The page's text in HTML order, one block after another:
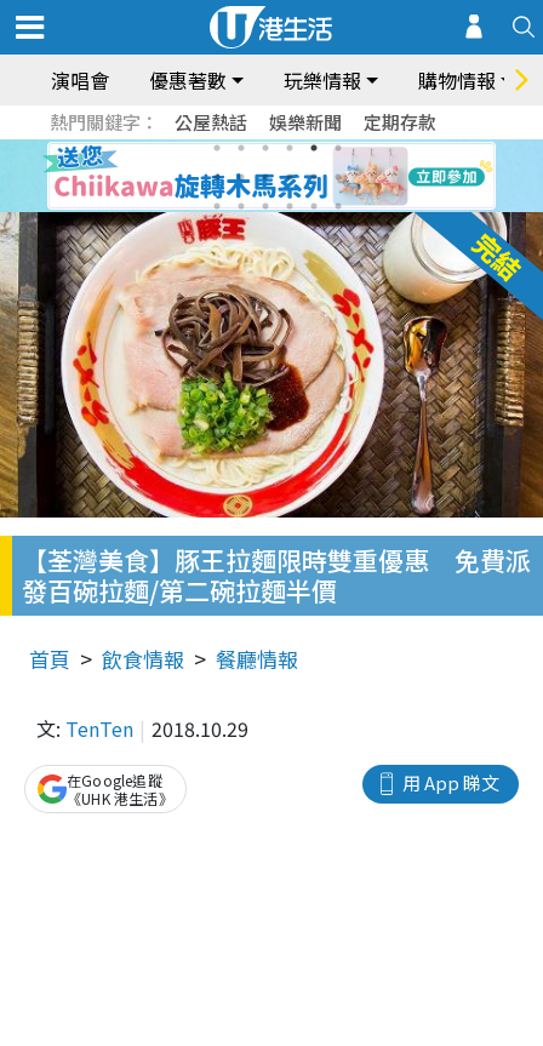
演唱會 優惠著數 玩樂情報 購物情報
熱門關鍵字： 公屋熱話 娛樂新聞 定期存款
【荃灣美食】豚王拉麵限時雙重優惠 免費派
發百碗拉麵/第二碗拉麵半價
首頁 飲食情報 餐廳情報
文: TenTen 2018.10.29
用 App 睇文
在Google追蹤
《UHK 港生活》